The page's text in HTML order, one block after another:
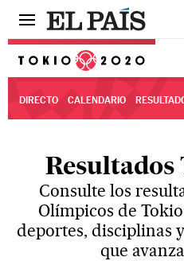
DIRECTO CALENDARIO
Resultados
Consulte los
Olímpicos de
deportes, disciplinas
que